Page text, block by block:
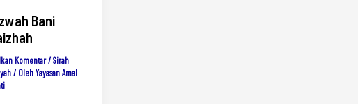
Bani
Komentar/Sirah
/ OlehYayasan Amal